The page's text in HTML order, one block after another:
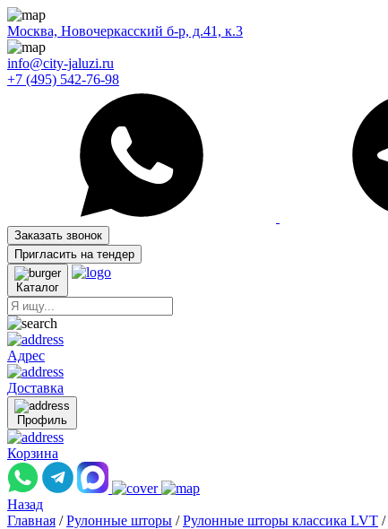
Москва, Новочеркасский б-р, д.41, к.3
info@city-jaluzi.ru
+7 (495) 542-76-98
Заказать звонок
Пригласить на тендер
Каталог
Адрес
Доставка
Профиль
Корзина
Назад
Главная / Рулонные шторы / Рулонные шторы классика LVT /